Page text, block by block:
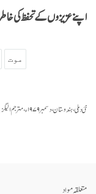
اپنے عزیزوں کے تحفظ کی
موت
نئی دہلی، ہندوستان، دسمبر ۱۹۷۹ء، مترجم الیگزیانڈر برزن، مدیر نکولس ربوش، نظر ثانی از الیگزیانڈر برزن ۲۰۰۳ء، ترجمہ: افضال محمود
متعلقہ مواد